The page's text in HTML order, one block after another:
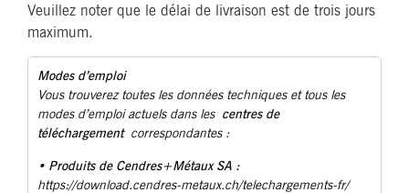
Veuillez noter que le délai de livraison est de trois jours
maximum.
Modes d’emploi
Vous trouverez toutes les données techniques et tous les
modes d’emploi actuels dans les centres de
téléchargementcorrespondantes :
• Produits de Cendres+Métaux SA :
https://download.cendres-metaux.ch/telechargements-fr/